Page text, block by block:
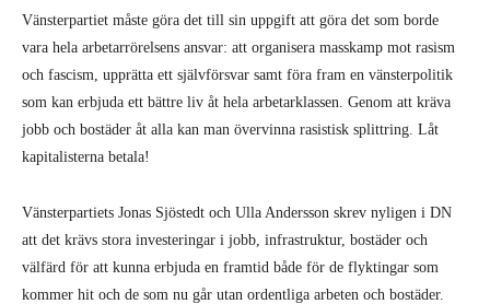
Vänsterpartiet måste göra det till sin uppgift att göra det som borde
vara hela arbetarrörelsens ansvar: att organisera masskamp mot rasism
och fascism, upprätta ett självförsvar samt föra fram en vänsterpolitik
som kan erbjuda ett bättre liv åt hela arbetarklassen. Genom att kräva
jobb och bostäder åt alla kan man övervinna rasistisk splittring. Låt
kapitalisterna betala!
Vänsterpartiets Jonas Sjöstedt och Ulla Andersson skrev nyligen i DN
att det krävs stora investeringar i jobb, infrastruktur, bostäder och
välfärd för att kunna erbjuda en framtid både för de flyktingar som
kommer hit och de som nu går utan ordentliga arbeten och bostäder.